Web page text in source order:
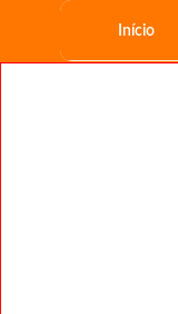
Início